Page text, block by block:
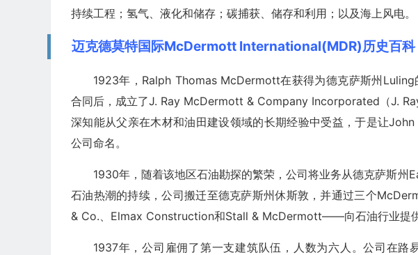
持续工程；氢气、液化和储存；碳捕获、储存和利用；以及海上风电。
迈克德莫特国际McDermott International(MDR)历史百科
1923年，Ralph Thomas McDermott在获得为德克萨斯州
合同后，成立了J. Ray McDermott & Company Incorporated（J.
深知能从父亲在木材和油田建设领域的长期经验中受益，于是让
公司命名。
1930年，随着该地区石油勘探的繁荣，公司将业务从德克萨斯
石油热潮的持续，公司搬迁至德克萨斯州休斯敦，并通过三个
& Co.、Elmax Construction和Stall & McDermott——向石油行业提供
1937年，公司雇佣了第一支建筑队伍，人数为六人。公司在路